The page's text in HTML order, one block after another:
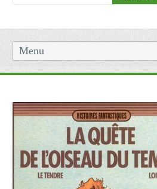
Menu